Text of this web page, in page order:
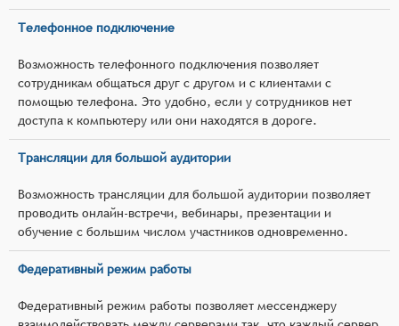
Телефонное подключение
Возможность телефонного подключения позволяет
сотрудникам общаться друг с другом и с клиентами с
помощью телефона. Это удобно, если у сотрудников нет
доступа к компьютеру или они находятся в дороге.
Трансляции для большой аудитории
Возможность трансляции для большой аудитории позволяет
проводить онлайн-встречи, вебинары, презентации и
обучение с большим числом участников одновременно.
Федеративный режим работы
Федеративный режим работы позволяет мессенджеру